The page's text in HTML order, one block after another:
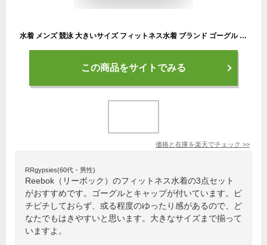
水着 メンズ 競泳 大きいサイズ フィットネス水着 ブランド ゴーグル キャップ付き M～5L スクール水着 水泳 フィットネス水着 体型カバー セット インナー付 大きい サイズ ジム用 競泳水着 送料無料 m l ll 3l 4l 5l 4L xo ボクサー パンツ リーボック reebok フィラ fila
この商品をサイトでみる
価格と在庫を楽天でチェック >>
RRgypsies(60代・男性)
Reebok（リーボック）のフィットネス水着の3点セット
がおすすめです。ゴーグルとキャップが付いています。ピ
チピチしておらず、或る程度のゆったり感があるので、ど
なたでもはきやすいと思います。大きなサイズまで揃って
いますよ。